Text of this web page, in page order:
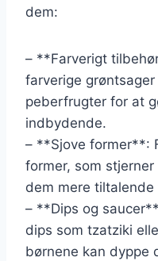
dem:
– **Farverigt
farverige
peberfrugter for at
indbydende.
– **Sjove former**:
former, som
dem mere tiltalende
– **Dips og
dips som tzatziki
børnene kan dyppe